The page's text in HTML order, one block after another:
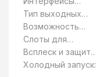
управления:
Тип выходных
розеток:
Возможность
установки в
стойку 19":
Слоты для
модулей
Всплеск и защита
от
перенапряжения:
Холодный запуск: